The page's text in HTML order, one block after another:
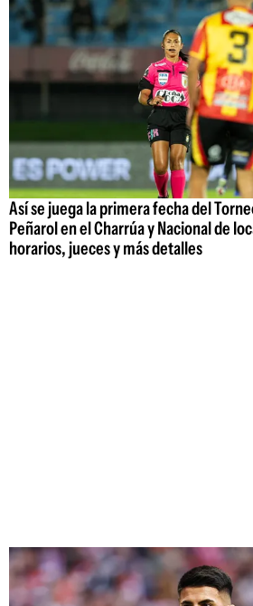
Así se juega la primera fecha del
Peñarol en el Charrúa y Nacional de
horarios, jueces y más detalles